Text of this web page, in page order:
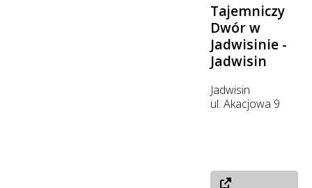
Tajemniczy
Dwór w
Jadwisinie -
Jadwisin
Jadwisin
ul. Akacjowa 9